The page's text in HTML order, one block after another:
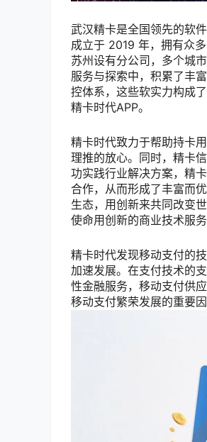
武汉精卡是全国领先的软
成立于 2019 年，拥有众
苏州设有分公司，多个城
服务与探索中，积累了丰
控体系，这些软实力构成
精卡时代APP。
精卡时代致力于帮助持卡
理推的放心。同时，精卡
功实践行业解决方案，精
合作，从而形成了丰富而
生态，用创新来共同改变
使命用创新的商业技术服
精卡时代发现移动支付的
加速发展。在支付技术的
性金融服务，移动支付供
移动支付繁荣发展的重要因